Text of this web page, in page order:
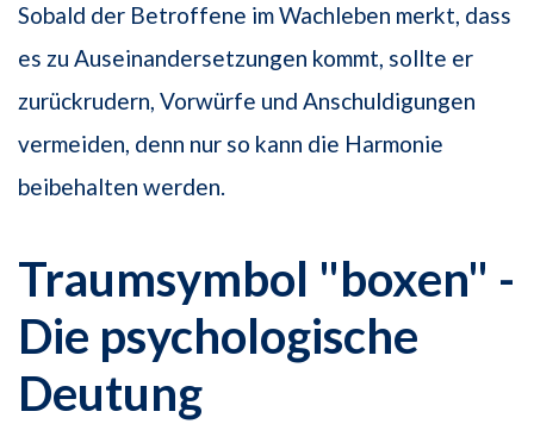
Sobald der Betroffene im Wachleben merkt, dass
es zu Auseinandersetzungen kommt, sollte er
zurückrudern, Vorwürfe und Anschuldigungen
vermeiden, denn nur so kann die Harmonie
beibehalten werden.
Traumsymbol "boxen" -
Die psychologische
Deutung